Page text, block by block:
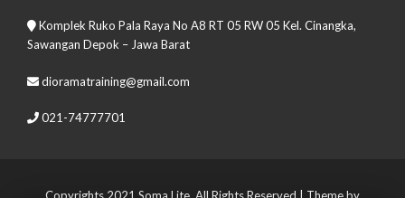
Komplek Ruko Pala Raya No A8 RT 05 RW 05 Kel. Cinangka,
Sawangan Depok – Jawa Barat
dioramatraining@gmail.com
021-74777701